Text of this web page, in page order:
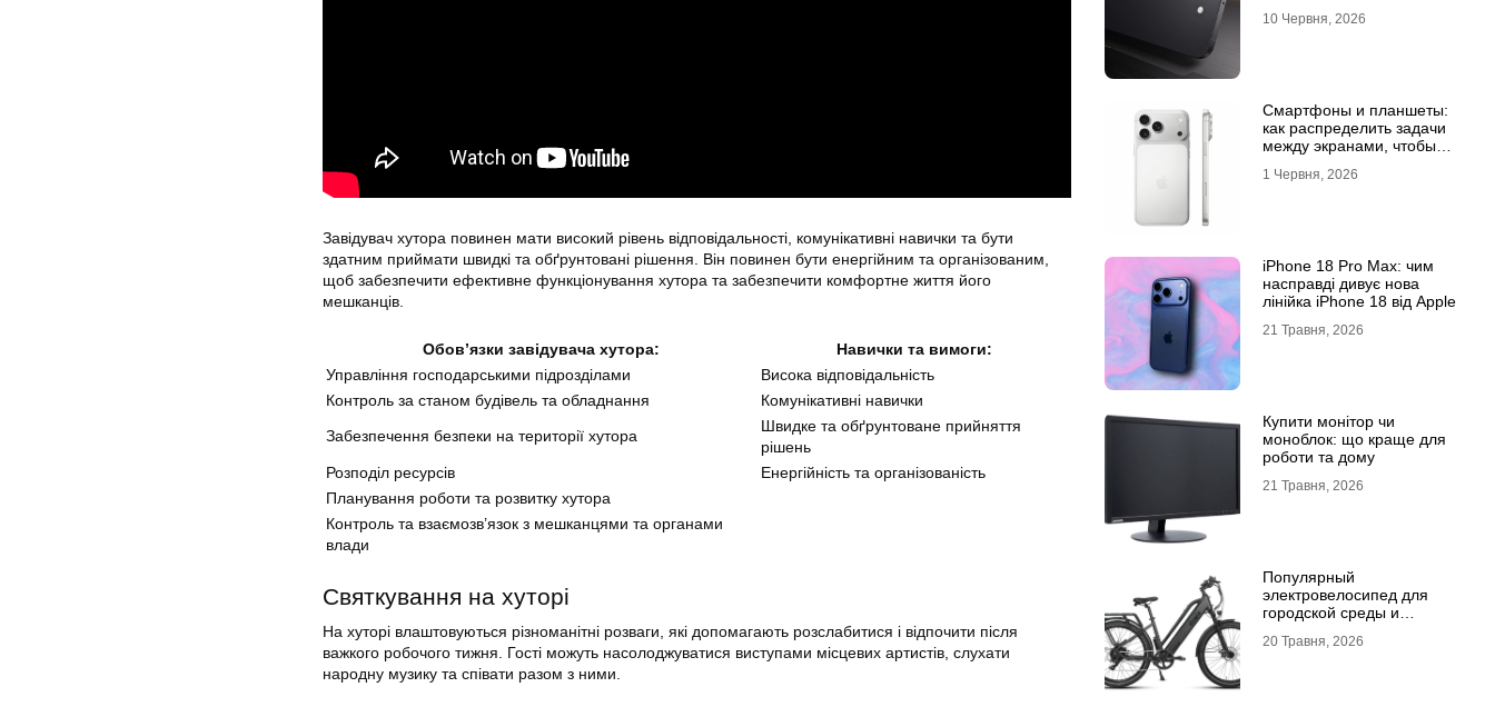
Завідувач хутора повинен мати високий рівень відповідальності, комунікативні навички та бути
здатним приймати швидкі та обґрунтовані рішення. Він повинен бути енергійним та організованим,
щоб забезпечити ефективне функціонування хутора та забезпечити комфортне життя його
мешканців.
Обов’язки завідувача хутора:
Навички та вимоги:
Управління господарськими підрозділами
Висока відповідальність
Контроль за станом будівель та обладнання
Комунікативні навички
Забезпечення безпеки на території хутора
Швидке та обґрунтоване прийняття
рішень
Розподіл ресурсів
Енергійність та організованість
Планування роботи та розвитку хутора
Контроль та взаємозв’язок з мешканцями та органами
влади
Святкування на хуторі
На хуторі влаштовуються різноманітні розваги, які допомагають розслабитися і відпочити після
важкого робочого тижня. Гості можуть насолоджуватися виступами місцевих артистів, слухати
народну музику та співати разом з ними.
10 Червня, 2026
Смартфоны и планшеты:
как распределить задачи
между экранами, чтобы
1 Червня, 2026
iPhone 18 Pro Max: чим
насправді дивує нова
лінійка iPhone 18 від Apple
21 Травня, 2026
Купити монітор чи
моноблок: що краще для
роботи та дому
21 Травня, 2026
Популярный
электровелосипед для
городской среды и
почему их выбирают
20 Травня, 2026